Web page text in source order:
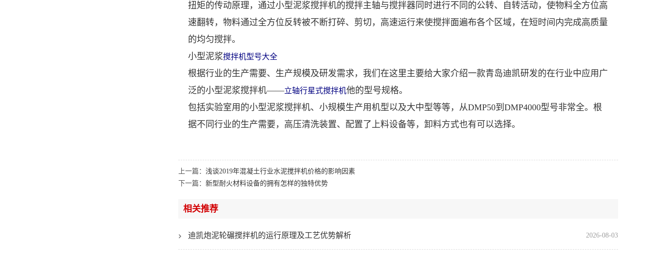
扭矩的传动原理，通过小型泥浆搅拌机的搅拌主轴与搅拌器同时进行不同的公转、自转活动，使物料全方位高
速翻转，物料通过全方位反转被不断打碎、剪切，高速运行来使搅拌面遍布各个区域，在短时间内完成高质量
的均匀搅拌。
小型泥浆搅拌机型号大全
根据行业的生产需要、生产规模及研发需求，我们在这里主要给大家介绍一款青岛迪凯研发的在行业中应用广
泛的小型泥浆搅拌机——立轴行星式搅拌机他的型号规格。
包括实验室用的小型泥浆搅拌机、小规模生产用机型以及大中型等等，从DMP50到DMP4000型号非常全。根
据不同行业的生产需要，高压清洗装置、配置了上料设备等，卸料方式也有可以选择。
上一篇： 浅谈2019年混凝土行业水泥搅拌机价格的影响因素
下一篇： 新型耐火材料设备的拥有怎样的独特优势
相关推荐
2026-08-03
迪凯炮泥轮碾搅拌机的运行原理及工艺优势解析